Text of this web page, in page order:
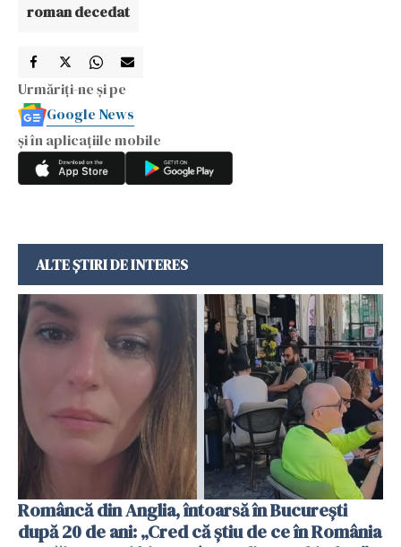
roman decedat
Urmăriți-ne și pe
Google News
și în aplicațiile mobile
ALTE ȘTIRI DE INTERES
Româncă din Anglia, întoarsă în București
după 20 de ani: „Cred că știu de ce în România